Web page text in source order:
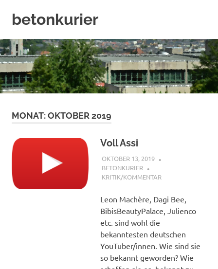
Inhaltbetonkurier
offizielle
Blog
des
JCRG
Hof
MONAT:OKTOBER 2019
Voll Assi
OKTOBER 13, 2019
BETONKURIER
KRITIK/KOMMENTAR
Leon Machère, Dagi Bee,
BibisBeautyPalace, Julienco
etc. sind wohl die
bekanntesten deutschen
YouTuber/innen. Wie sind sie
so bekannt geworden? Wie